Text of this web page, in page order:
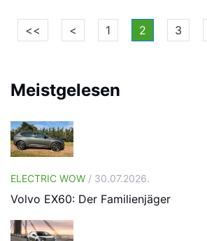
<< < 1 2 3
Meistgelesen
ELECTRIC WOW / 30.07.2026.
Volvo EX60: Der Familienjäger